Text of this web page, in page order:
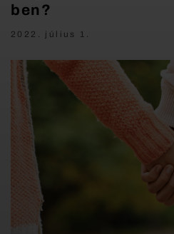
ben?
2022. július 1.